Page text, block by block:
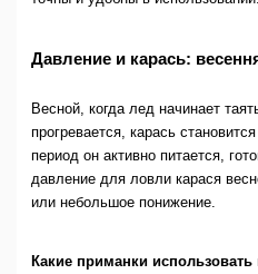
Давление и карась:
Весной, когда лед начинает
прогревается, карась
период он активно питается,
давление для ловли карася
или небольшое понижение.
Какие приманки использовать